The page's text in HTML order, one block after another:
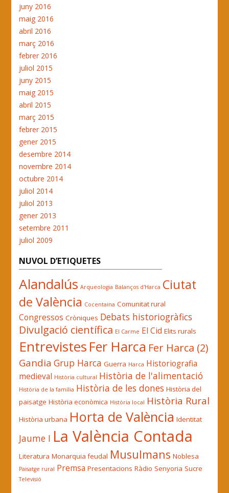
juny 2016
maig 2016
abril 2016
març 2016
febrer 2016
juliol 2015
juny 2015
maig 2015
abril 2015
març 2015
febrer 2015
gener 2015
desembre 2014
novembre 2014
octubre 2014
juliol 2014
juliol 2013
gener 2013
setembre 2011
juliol 2009
NUVOL D’ETIQUETES
Alandalús Arqueologia Balanços d'Harca Ciutat
de València Cocentaina Comunitat rural
Congressos Cròniques Debats historiogràfics
Divulgació científica El Carme El Cid Elits rurals
Entrevistes Fer Harca Fer Harca (2)
Gandia Grup Harca Guerra Harca Historiografia
medieval Història cultural Història de l'alimentació
Història de la família Història de les dones Història del
paisatge Història econòmica Història local Història Rural
Història urbana Horta de València Identitat
Jaume I La València Contada
Literatura Monarquia feudal Musulmans Noblesa
Paisatge rural Premsa Presentacions Ràdio Senyoria Sucre
Televisió